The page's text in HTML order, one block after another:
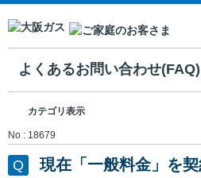
よくあるお問い合わせ(FAQ)
カテゴリ表示
No : 18679
現在「一般料金」を契